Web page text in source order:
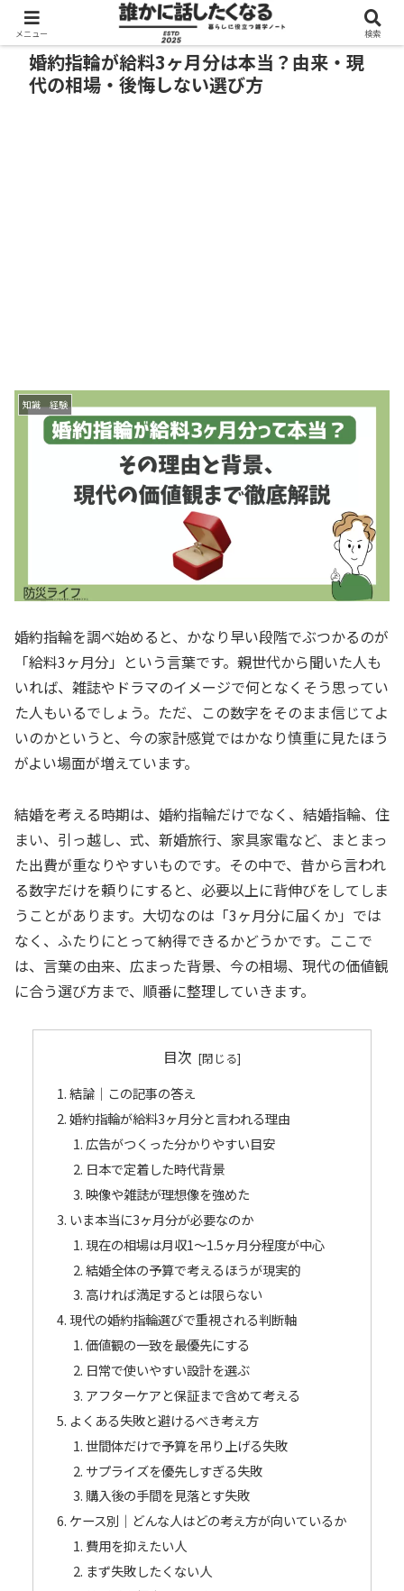
婚約指輪が給料3ヶ月分は本当？由来・現
代の相場・後悔しない選び方
知識 経験
婚約指輪を調べ始めると、かなり早い段階でぶつかるのが
「給料3ヶ月分」という言葉です。親世代から聞いた人も
いれば、雑誌やドラマのイメージで何となくそう思ってい
た人もいるでしょう。ただ、この数字をそのまま信じてよ
いのかというと、今の家計感覚ではかなり慎重に見たほう
がよい場面が増えています。
結婚を考える時期は、婚約指輪だけでなく、結婚指輪、住
まい、引っ越し、式、新婚旅行、家具家電など、まとまっ
た出費が重なりやすいものです。その中で、昔から言われ
る数字だけを頼りにすると、必要以上に背伸びをしてしま
うことがあります。大切なのは「3ヶ月分に届くか」では
なく、ふたりにとって納得できるかどうかです。ここで
は、言葉の由来、広まった背景、今の相場、現代の価値観
に合う選び方まで、順番に整理していきます。
目次
結論｜この記事の答え
婚約指輪が給料3ヶ月分と言われる理由
広告がつくった分かりやすい目安
日本で定着した時代背景
映像や雑誌が理想像を強めた
いま本当に3ヶ月分が必要なのか
現在の相場は月収1〜1.5ヶ月分程度が中心
結婚全体の予算で考えるほうが現実的
高ければ満足するとは限らない
現代の婚約指輪選びで重視される判断軸
価値観の一致を最優先にする
日常で使いやすい設計を選ぶ
アフターケアと保証まで含めて考える
よくある失敗と避けるべき考え方
世間体だけで予算を吊り上げる失敗
サプライズを優先しすぎる失敗
購入後の手間を見落とす失敗
ケース別｜どんな人はどの考え方が向いているか
費用を抑えたい人
まず失敗したくない人
メニュー 検索